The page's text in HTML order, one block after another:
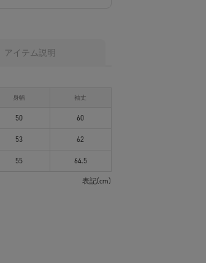
アイテム説明
身幅 袖丈
50 60
53 62
55 64.5
表記(cm)